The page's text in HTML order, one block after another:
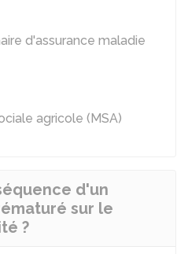
d'assurance maladie
agricole (MSA)
d'un
sur le
?